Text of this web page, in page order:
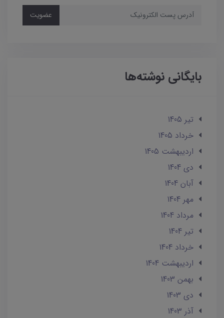
عضویت
بایگانی نوشته‌ها
تير 1405
خرداد 1405
ارديبهشت 1405
دی 1404
آبان 1404
مهر 1404
مرداد 1404
تير 1404
خرداد 1404
ارديبهشت 1404
بهمن 1403
دی 1403
آذر 1403